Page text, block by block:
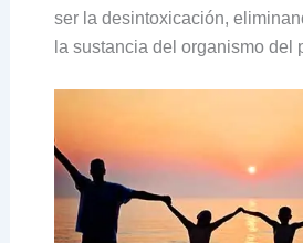
ser la desintoxicación,
la sustancia del organismo del